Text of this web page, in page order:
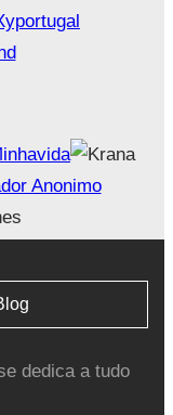
dedica a tudo